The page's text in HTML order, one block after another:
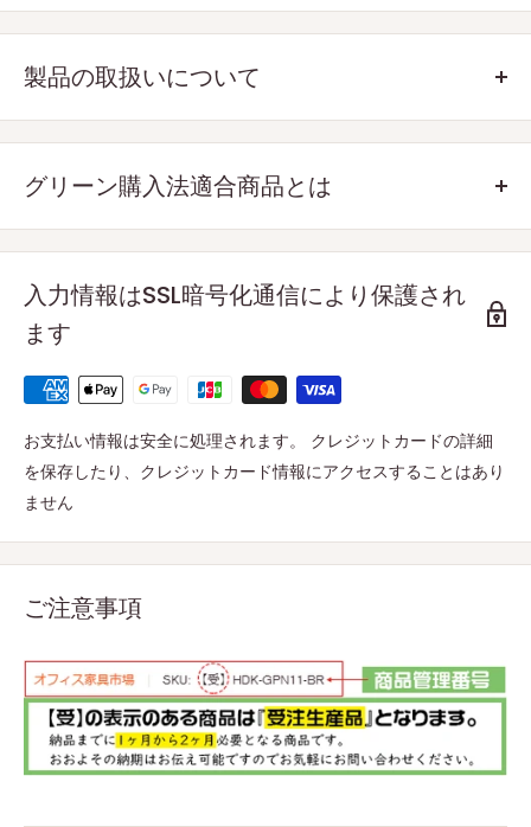
製品の取扱いについて
明書」をお読み頂き、正しく使用してください。
また、取扱説明書は大切に保管してください。
い。
■
使用中に異常や不具合を発見した時は、ただちに使用を中
そのまま使用を続けると、重大なケガをするおそれがあり
ます。
■
乱暴な取扱いや用途以外の使用、分解・改造はしないでく
ださい。
■
キャスター付き製品を移動させるときは転制の可能性がご
ざいますので段差に注意して、必ず長手方向に移動させて
製品の持ち運び、組立、設置の際はすべり止めの付いた手
袋をご使用ください。
アジャスター付き製品は床や壁にきちんと接するように調
整してお使いください。
グリーン購入法適合商品とは
グリーン購入法適合商品とは、国や地
方公共団体、事業者などが、環境負荷
の低減に配慮した製品やサービスを優
先的に購入する「グリーン購入」を推
進するための法律である「国等による
環境物品等の調達の推進等に関する法
律 (グリーン購入法)」の基準を満たし
た製品のことです
■オフィス家具等に関する特定調達品目
及び
その判断基準について
入力情報はSSL暗号化通信により保護され
ます
お支払い情報は安全に処理されます。 クレジットカードの詳細
を保存したり、クレジットカード情報にアクセスすることはあり
ません
ご注意事項